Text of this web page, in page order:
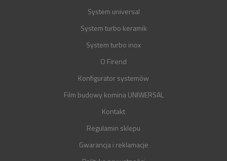
System universal
System turbo keramik
System turbo inox
O Firend
Konfigurator systemów
Film budowy komina UNIWERSAL
Kontakt
Regulamin sklepu
Gwarancja i reklamacje